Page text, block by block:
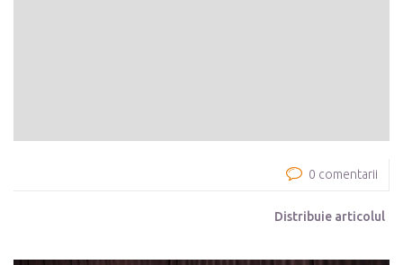
0 comentarii
Distribuie articolul